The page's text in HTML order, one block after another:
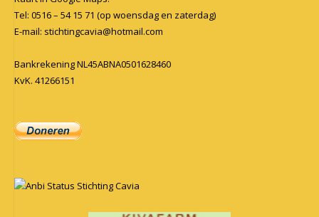
Tel: 0516 – 54 15 71 (op woensdag en zaterdag)
E-mail: stichtingcavia@hotmail.com
Bankrekening NL45ABNA0501628460
KvK. 41266151
Anbi Status Stichting Cavia